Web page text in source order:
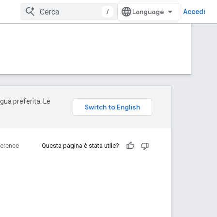
/ Accedi
preferita. Le
Questa pagina è stata utile?